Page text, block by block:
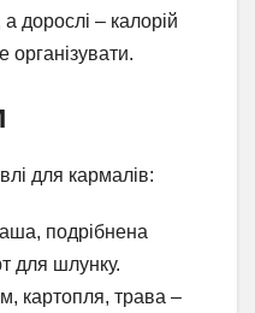
дорослі – калорій
організувати.
для кармалів:
подрібнена
для шлунку.
картопля, трава –